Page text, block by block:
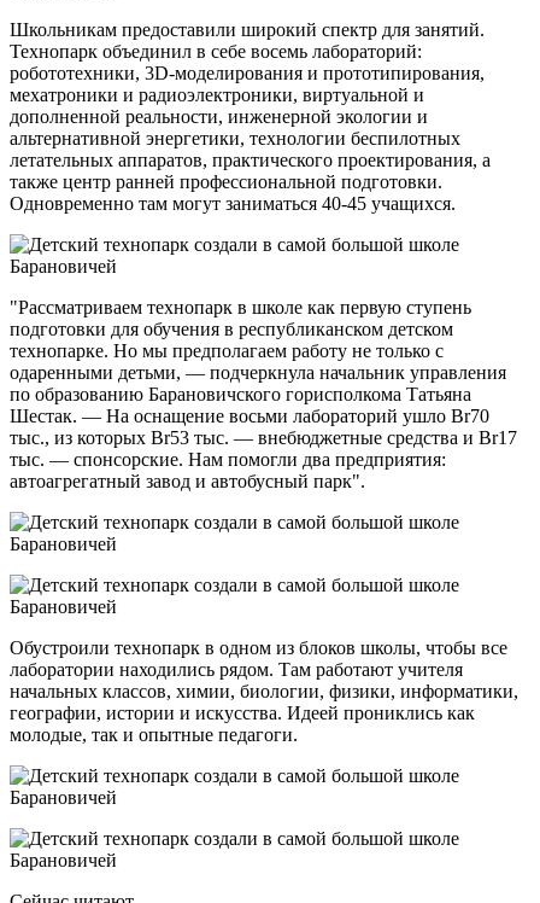
Школьникам предоставили широкий спектр для занятий.
Технопарк объединил в себе восемь лабораторий:
робототехники, 3D-моделирования и прототипирования,
мехатроники и радиоэлектроники, виртуальной и
дополненной реальности, инженерной экологии и
альтернативной энергетики, технологии беспилотных
летательных аппаратов, практического проектирования, а
также центр ранней профессиональной подготовки.
Одновременно там могут заниматься 40-45 учащихся.
"Рассматриваем технопарк в школе как первую ступень
подготовки для обучения в республиканском детском
технопарке. Но мы предполагаем работу не только с
одаренными детьми, — подчеркнула начальник управления
по образованию Барановичского горисполкома Татьяна
Шестак. — На оснащение восьми лабораторий ушло Br70
тыс., из которых Br53 тыс. — внебюджетные средства и Br17
тыс. — спонсорские. Нам помогли два предприятия:
автоагрегатный завод и автобусный парк".
Обустроили технопарк в одном из блоков школы, чтобы все
лаборатории находились рядом. Там работают учителя
начальных классов, химии, биологии, физики, информатики,
географии, истории и искусства. Идеей прониклись как
молодые, так и опытные педагоги.